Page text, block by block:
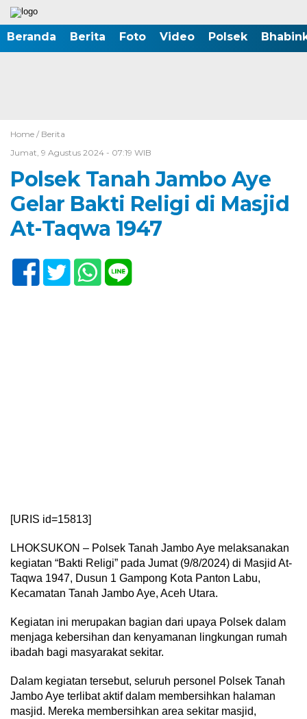
Beranda Berita Foto Video Polsek
Home / Berita
Jumat, 9 Agustus 2024 - 07:19 WIB
Polsek Tanah Jambo Aye
Gelar Bakti Religi di Masjid
At-Taqwa 1947
[URIS id=15813]
LHOKSUKON – Polsek Tanah Jambo Aye melaksanakan
kegiatan “Bakti Religi” pada Jumat (9/8/2024) di Masjid At-
Taqwa 1947, Dusun 1 Gampong Kota Panton Labu,
Kecamatan Tanah Jambo Aye, Aceh Utara.
Kegiatan ini merupakan bagian dari upaya Polsek dalam
menjaga kebersihan dan kenyamanan lingkungan rumah
ibadah bagi masyarakat sekitar.
Dalam kegiatan tersebut, seluruh personel Polsek Tanah
Jambo Aye terlibat aktif dalam membersihkan halaman
masjid. Mereka membersihkan area sekitar masjid,